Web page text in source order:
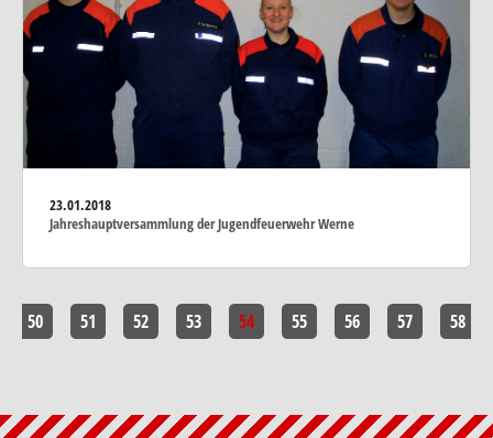
23.01.2018
Jahreshauptversammlung der Jugendfeuerwehr Werne
50 51 52 53 54 55 56 57 58